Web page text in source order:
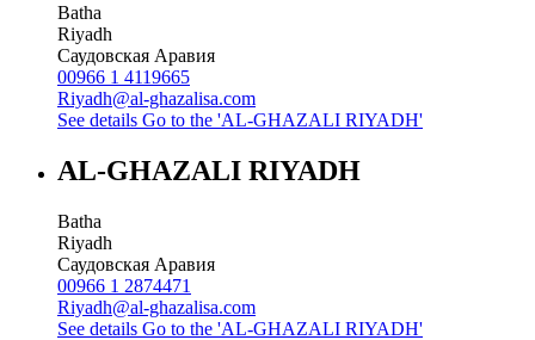
Batha
Riyadh
Саудовская Аравия
00966 1 4119665
Riyadh@al-ghazalisa.com
See details Go to the 'AL-GHAZALI RIYADH'
AL-GHAZALI RIYADH
Batha
Riyadh
Саудовская Аравия
00966 1 2874471
Riyadh@al-ghazalisa.com
See details Go to the 'AL-GHAZALI RIYADH'